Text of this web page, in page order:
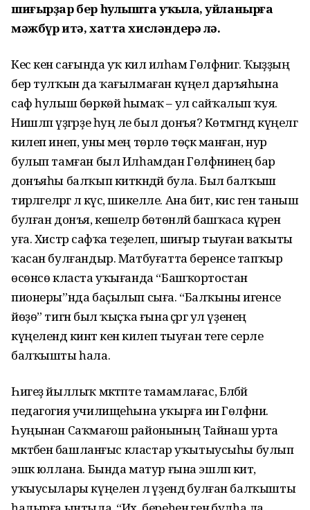
шиғырҙар бер һулышта уҡыла, уйланырға
мәжбүр итә, хатта хисләндерә лә.
Кес кенә сағында уҡ килә илһам Гөлфәниәгә. Ҡыҙҙың
бер тулҡын да ҡағылмаған күңел даръяһына
саф һулыш бөркөй һымаҡ – ул сайҡалып ҡуя.
Нишләп үҙгәрҙе һуң әле был донъя? Көтмәгәндә күңелгә
килеп инеп, уны мең төрлө төҫкә манған, нур
булып тамған был Илһамдан Гөлфәниәнең бар
донъяһы балҡып киткәндәй була. Был балҡыш
тирәләгеләргә лә күсә, шикелле. Ана бит, кисә генә таныш
булған донъя, кешеләр бөтөнләй башҡаса күренә
уға. Хистәр сафҡа теҙелеп, шиғыр тыуған ваҡыты
ҡасан булғандыр. Матбуғатта беренсе тапҡыр
өсөнсө класта уҡығанда “Башҡортостан
пионеры”нда баҫылып сыға. “Балҡыны игенсе
йөҙө” тигән был ҡыҫҡа ғына әҫәргә ул үҙенең
күңелендә кинәт кенә килеп тыуған теге серле
балҡышты һала.
Һигеҙ йыллыҡ мәктәпте тамамлағас, Бәләбәй
педагогия училищеһына уҡырға инә Гөлфәниә.
Һуңынан Саҡмағош районының Тайнаш урта
мәктәбенә башланғыс кластар уҡытыусыһы булып
эшкә юллана. Бында матур ғына эшләп китә,
уҡыусылары күңеленә лә үҙендә булған балҡышты